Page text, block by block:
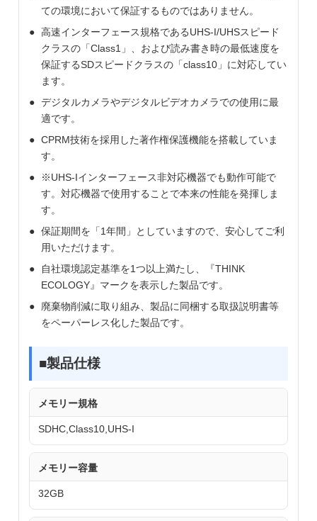
ての環境において保証するものではありません。
高速インターフェース規格であるUHS-I/UHSスピード
クラスの「Class1」、および読み書き時の最低速度を
保証するSDスピードクラスの「class10」に対応してい
ます。
デジタルカメラやデジタルビデオカメラでの使用に最
適です。
CPRM技術を採用した著作権保護機能を搭載していま
す。
※UHS-Iインターフェース非対応機器でも動作可能で
す。対応機器で使用することで本来の性能を発揮しま
す。
保証期間を「1年間」としていますので、安心してご利
用いただけます。
自社環境認定基準を1つ以上満たし、『THINK
ECOLOGY』マークを表示した製品です。
廃棄物削減に取り組み、製品に同梱する取扱説明書等
をペーパーレス化した製品です。
■製品仕様
メモリー規格
SDHC,Class10,UHS-I
メモリー容量
32GB